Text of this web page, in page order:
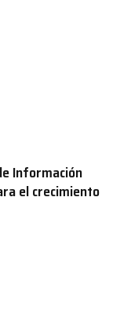
Información
el crecimiento